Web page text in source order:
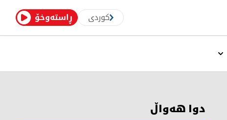
ڕاستەوخۆ کوردی
دوا هەواڵ